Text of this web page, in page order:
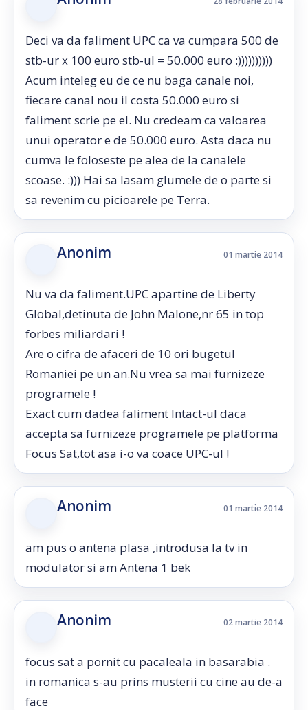
Deci va da faliment UPC ca va cumpara 500 de
stb-ur x 100 euro stb-ul = 50.000 euro :))))))))))
Acum inteleg eu de ce nu baga canale noi,
fiecare canal nou il costa 50.000 euro si
faliment scrie pe el. Nu credeam ca valoarea
unui operator e de 50.000 euro. Asta daca nu
cumva le foloseste pe alea de la canalele
scoase. :))) Hai sa lasam glumele de o parte si
sa revenim cu picioarele pe Terra.
Anonim 01 martie 2014
Nu va da faliment.UPC apartine de Liberty
Global,detinuta de John Malone,nr 65 in top
forbes miliardari !
Are o cifra de afaceri de 10 ori bugetul
Romaniei pe un an.Nu vrea sa mai furnizeze
programele !
Exact cum dadea faliment Intact-ul daca
accepta sa furnizeze programele pe platforma
Focus Sat,tot asa i-o va coace UPC-ul !
Anonim 01 martie 2014
am pus o antena plasa ,introdusa la tv in
modulator si am Antena 1 bek
Anonim 02 martie 2014
focus sat a pornit cu pacaleala in basarabia .
in romanica s-au prins musterii cu cine au de-a
face